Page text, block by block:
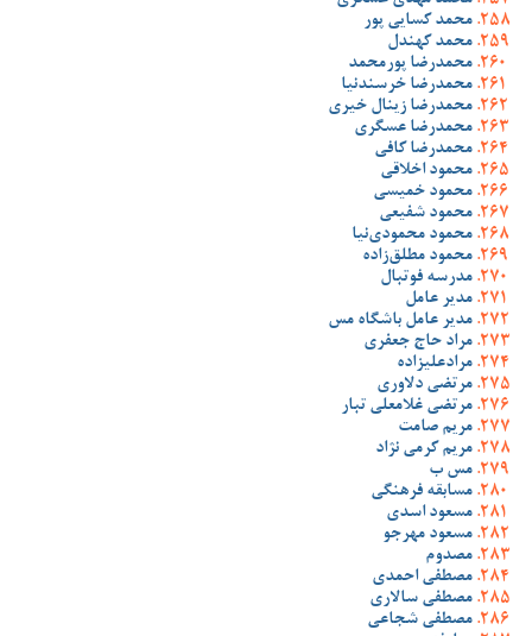
محمد کسایی پور
محمد کهندل
محمدرضا پورمحمد
محمدرضا خرسندنیا
محمدرضا زینال خیری
محمدرضا عسگری
محمدرضا کافی
محمود اخلاقی
محمود خمیسی
محمود شفیعی
محمود محمودی‌نیا
محمود مطلق‌زاده
مدرسه فوتبال
مدیر عامل
مدیر عامل باشگاه مس
مراد حاج جعفری
مرادعلیزاده
مرتضی دلاوری
مرتضی غلامعلی تبار
مریم صامت
مریم کرمی نژاد
مس ب
مسابقه فرهنگی
مسعود اسدی
مسعود مهرجو
مصدوم
مصطفی احمدی
مصطفی سالاری
مصطفی شجاعی